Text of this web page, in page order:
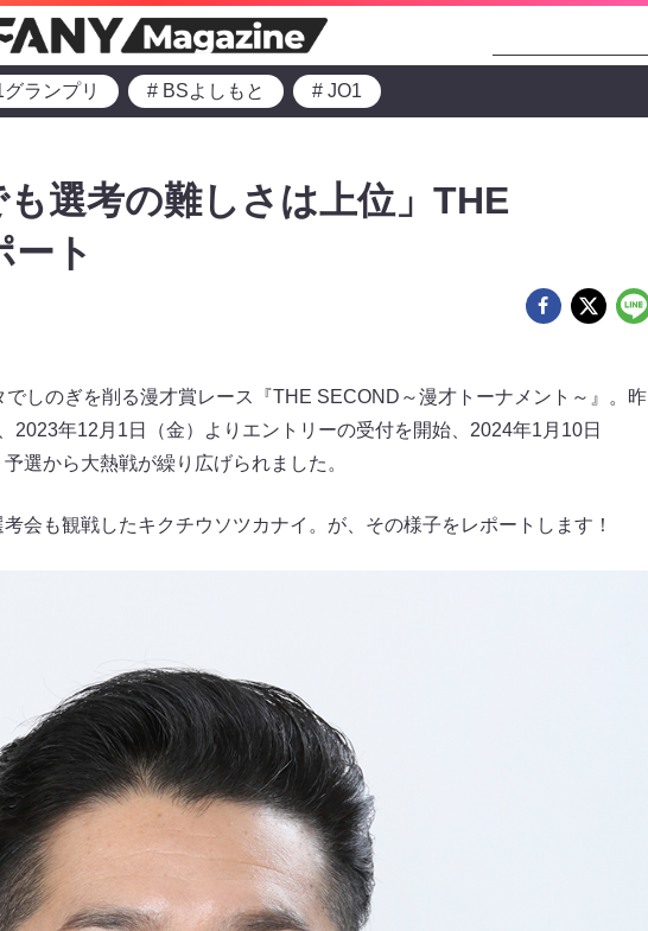
ランプリ # BSよしもと # JO1
も選考の難しさは上位」THE
ート
しのぎを削る漫才賞レース『THE SECOND～漫才トーナメント～』。昨
2023年12月1日（金）よりエントリーの受付を開始、2024年1月10日
選から大熱戦が繰り広げられました。
会も観戦したキクチウソツカナイ。が、その様子をレポートします！